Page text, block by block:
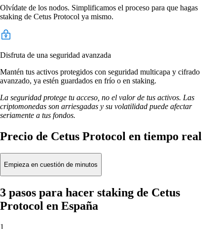
Olvídate de los nodos. Simplificamos el proceso para que hagas
staking de Cetus Protocol ya mismo.
Disfruta de una seguridad avanzada
Mantén tus activos protegidos con seguridad multicapa y cifrado
avanzado, ya estén guardados en frío o en staking.
La seguridad protege tu acceso, no el valor de tus activos. Las
criptomonedas son arriesgadas y su volatilidad puede afectar
seriamente a tus fondos.
Precio de Cetus Protocol en tiempo real
Empieza en cuestión de minutos
3 pasos para hacer staking de Cetus
Protocol en España
1